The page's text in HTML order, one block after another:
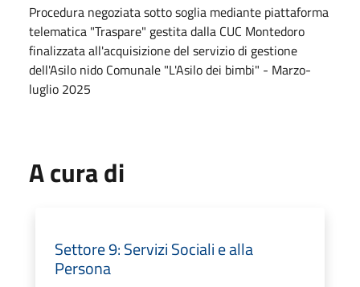
Procedura negoziata sotto soglia mediante piattaforma
telematica "Traspare" gestita dalla CUC Montedoro
finalizzata all'acquisizione del servizio di gestione
dell'Asilo nido Comunale "L'Asilo dei bimbi" - Marzo-
luglio 2025
A cura di
Settore 9: Servizi Sociali e alla
Persona